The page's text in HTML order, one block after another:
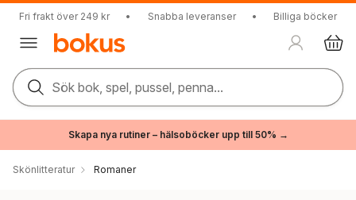
Fri frakt över 249 kr • Snabba leveranser • Billiga böcker
Sök bok, spel, pussel, penna...
Skapa nya rutiner – hälsoböcker upp till 50% →
Skönlitteratur Romaner